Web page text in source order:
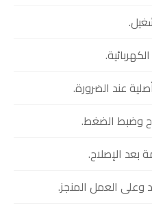
عند الضرورة.
وضبط الضغط.
بعد الإصلاح.
وعلى العمل المنجز.